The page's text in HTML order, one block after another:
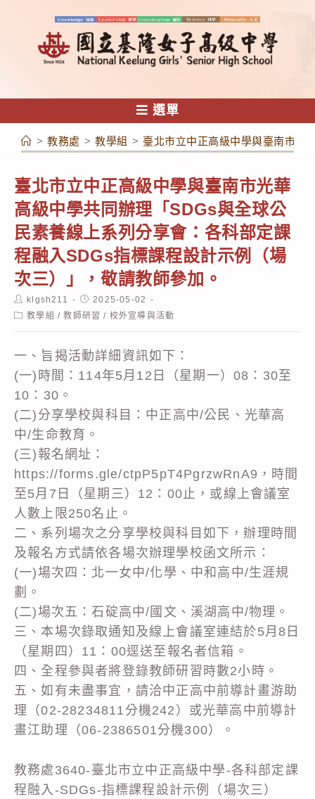
容
選單
> 教務處 > 教學組 > 臺北市立中正高級中學與臺南市光
臺北市立中正高級中學與臺南市光華
高級中學共同辦理「SDGs與全球公
民素養線上系列分享會：各科部定課
程融入SDGs指標課程設計示例（場
次三）」，敬請教師參加。
Post
author:
klgsh211
Post
published:
2025-05-02
Post教學組 / 教師研習 / 校外宣導與活動
一、旨揭活動詳細資訊如下：
(一)時間：114年5月12日（星期一）08：30至
10：30。
(二)分享學校與科目：中正高中/公民、光華高
中/生命教育。
(三)報名網址：
https://forms.gle/ctpP5pT4PgrzwRnA9，時間
至5月7日（星期三）12：00止，或線上會議室
人數上限250名止。
二、系列場次之分享學校與科目如下，辦理時間
及報名方式請依各場次辦理學校函文所示：
(一)場次四：北一女中/化學、中和高中/生涯規
劃。
(二)場次五：石碇高中/國文、溪湖高中/物理。
三、本場次錄取通知及線上會議室連結於5月8日
（星期四）11：00逕送至報名者信箱。
四、全程參與者將登錄教師研習時數2小時。
五、如有未盡事宜，請洽中正高中前導計畫游助
理（02-28234811分機242）或光華高中前導計
畫江助理（06-2386501分機300）。
教務處3640-臺北市立中正高級中學-各科部定課
程融入-SDGs-指標課程設計示例（場次三）